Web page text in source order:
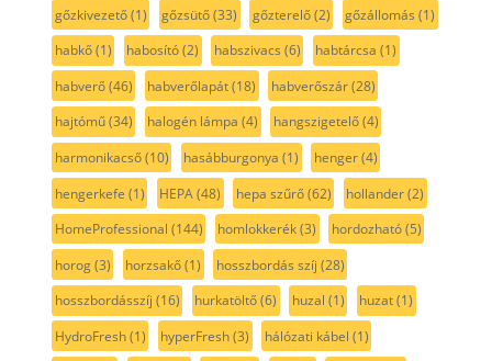
gőzkivezető(1) gőzsütő(33) gőzterelő(2) gőzállomás (1)
habkő(1) habosító(2) habszivacs (6) habtárcsa (1)
habverő(46) habverőlapát(18) habverőszár(28)
hajtómű(34) halogén lámpa (4) hangszigetelő(4)
harmonikacső(10) hasábburgonya (1) henger(4)
hengerkefe (1) HEPA(48) hepa szűrő(62) hollander(2)
HomeProfessional (144) homlokkerék(3) hordozható(5)
horog(3) horzsakő(1) hosszbordás szíj (28)
hosszbordásszíj (16) hurkatöltő(6) huzal (1) huzat(1)
HydroFresh(1) hyperFresh(3) hálózati kábel (1)